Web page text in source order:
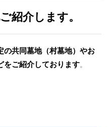
紹介します。
の共同墓地（村墓地）やお
をご紹介しております。